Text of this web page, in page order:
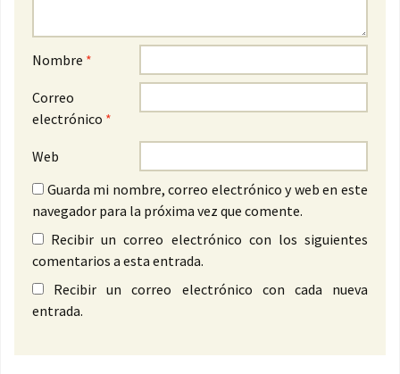
Nombre *
Correo
electrónico *
Web
Guarda mi nombre, correo electrónico y web en este
navegador para la próxima vez que comente.
Recibir un correo electrónico con los siguientes
comentarios a esta entrada.
Recibir un correo electrónico con cada nueva
entrada.